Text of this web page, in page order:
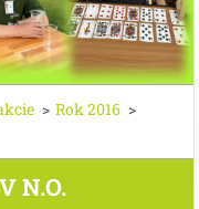
> Rok 2016 >
N.O.